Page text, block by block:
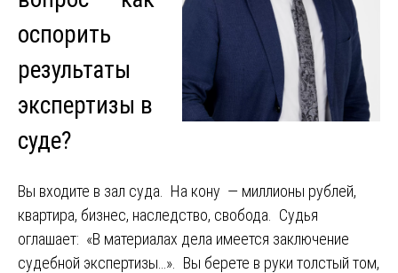
оспорить
результаты
экспертизы в
суде?
Вы входите в зал суда. На кону — миллионы рублей,
квартира, бизнес, наследство, свобода. Судья
оглашает: «В материалах дела имеется заключение
судебной экспертизы…». Вы берете в руки толстый том,